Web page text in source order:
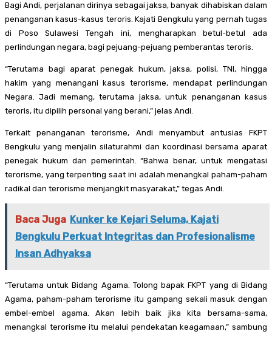
Bagi Andi, perjalanan dirinya sebagai jaksa, banyak dihabiskan dalam
penanganan kasus-kasus teroris. Kajati Bengkulu yang pernah tugas
di Poso Sulawesi Tengah ini, mengharapkan betul-betul ada
perlindungan negara, bagi pejuang-pejuang pemberantas teroris.
“Terutama bagi aparat penegak hukum, jaksa, polisi, TNI, hingga
hakim yang menangani kasus terorisme, mendapat perlindungan
Negara. Jadi memang, terutama jaksa, untuk penanganan kasus
teroris, itu dipilih personal yang berani,” jelas Andi.
Terkait penanganan terorisme, Andi menyambut antusias FKPT
Bengkulu yang menjalin silaturahmi dan koordinasi bersama aparat
penegak hukum dan pemerintah. “Bahwa benar, untuk mengatasi
terorisme, yang terpenting saat ini adalah menangkal paham-paham
radikal dan terorisme menjangkit masyarakat,” tegas Andi.
Baca Juga Kunker ke Kejari Seluma, Kajati
Bengkulu Perkuat Integritas dan Profesionalisme
Insan Adhyaksa
“Terutama untuk Bidang Agama. Tolong bapak FKPT yang di Bidang
Agama, paham-paham terorisme itu gampang sekali masuk dengan
embel-embel agama. Akan lebih baik jika kita bersama-sama,
menangkal terorisme itu melalui pendekatan keagamaan,” sambung